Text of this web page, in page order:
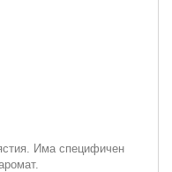
Има специфичен